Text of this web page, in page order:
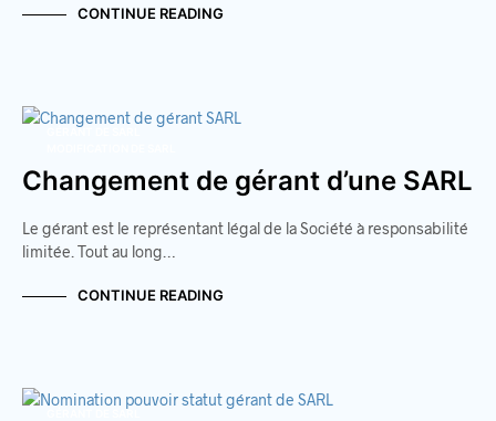
CONTINUE READING
GÉRANT DE SARL
Changement de gérant d’une SARL
Le gérant est le représentant légal de la Société à responsabilité
limitée. Tout au long…
CONTINUE READING
GÉRANT DE SARL